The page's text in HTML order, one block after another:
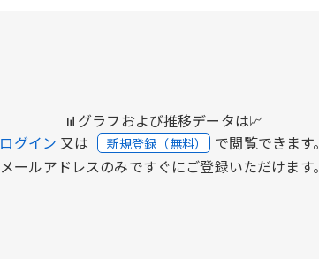
📊グラフおよび推移データは📈
ログイン 又は 新規登録（無料） で閲覧できます。
メールアドレスのみですぐにご登録いただけます。